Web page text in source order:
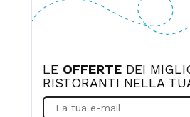
LE OFFERTE DEI
RISTORANTI NELLA